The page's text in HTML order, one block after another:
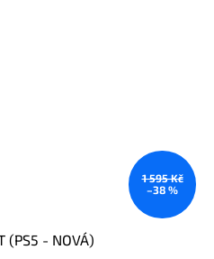
1 595 Kč
–38 %
(PS5 - NOVÁ)